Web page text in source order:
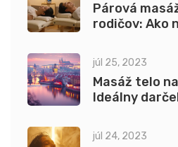
Párová
rodičov: Ako
júl 25, 2023
Masáž telo
Ideálny
júl 24, 2023